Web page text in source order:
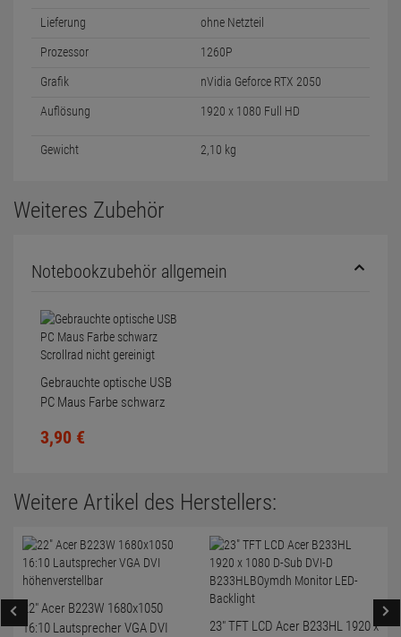
Lieferung ohne Netzteil
Prozessor 1260P
Grafik nVidia Geforce RTX 2050
Auflösung 1920 x 1080 Full HD
Gewicht 2,10 kg
Weiteres Zubehör
Notebookzubehör allgemein
Gebrauchte optische USB
PC Maus Farbe schwarz
3,90 €
Weitere Artikel des Herstellers:
22" Acer B223W 1680x1050
16:10 Lautsprecher VGA DVI
23" TFT LCD Acer B233HL 1920 x